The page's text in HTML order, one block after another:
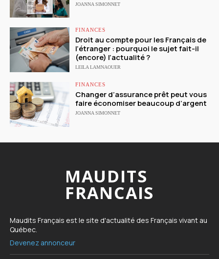
JOANNA SIMONNET
FINANCES
Droit au compte pour les Français de
l’étranger : pourquoi le sujet fait-il
(encore) l’actualité ?
LEILA LAMNAOUER
FINANCES
Changer d’assurance prêt peut vous
faire économiser beaucoup d’argent
JOANNA SIMONNET
MAUDITS
FRANCAIS
Maudits Français est le site d'actualité des Français vivant au
Québec.
Devenez annonceur